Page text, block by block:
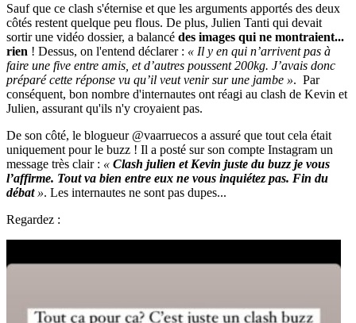
Sauf que ce clash s'éternise et que les arguments apportés des deux
côtés restent quelque peu flous. De plus, Julien Tanti qui devait
sortir une vidéo dossier, a balancé des images qui ne montraient...
rien ! Dessus, on l'entend déclarer : « Il y en qui n’arrivent pas à
faire une five entre amis, et d’autres poussent 200kg. J’avais donc
préparé cette réponse vu qu’il veut venir sur une jambe ». Par
conséquent, bon nombre d'internautes ont réagi au clash de Kevin et
Julien, assurant qu'ils n'y croyaient pas.
De son côté, le blogueur @vaarruecos a assuré que tout cela était
uniquement pour le buzz ! Il a posté sur son compte Instagram un
message très clair : « Clash julien et Kevin juste du buzz je vous
l’affirme. Tout va bien entre eux ne vous inquiétez pas. Fin du
débat». Les internautes ne sont pas dupes...
Regardez :